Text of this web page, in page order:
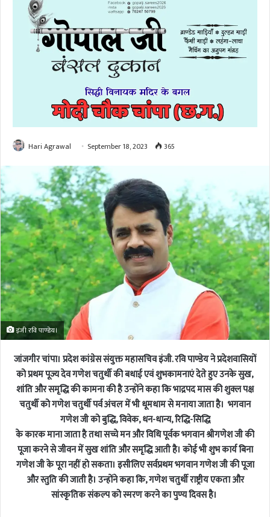
Hari Agrawal September 18, 2023 365
इंजी रवि पाण्डेय।
जांजगीर चांपा। प्रदेश कांग्रेस संयुक्त महासचिव इंजी. रवि पाण्डेय ने प्रदेशवासियों
को प्रथम पूज्य देव गणेश चतुर्थी की बधाई एवं शुभकामनाएं देते हुए उनके सुख,
शांति और समृद्धि की कामना की है उन्होंने कहा कि भाद्रपद मास की शुक्ल पक्ष
चतुर्थी को गणेश चतुर्थी पर्व अंचल में भी धूमधाम से मनाया जाता है। भगवान
गणेश जी को बुद्धि, विवेक, धन-धान्य, रिद्धि-सिद्धि
के कारक माना जाता है तथा सच्चे मन और विधि पूर्वक भगवान श्रीगणेश जी की
पूजा करने से जीवन में सुख शांति और समृद्धि आती है। कोई भी शुभ कार्य बिना
गणेश जी के पूरा नहीं हो सकता। इसीलिए सर्वप्रथम भगवान गणेश जी की पूजा
और स्तुति की जाती है। उन्होंने कहा कि, गणेश चतुर्थी राष्ट्रीय एकता और
सांस्कृतिक संकल्प को स्मरण करने का पुण्य दिवस है।